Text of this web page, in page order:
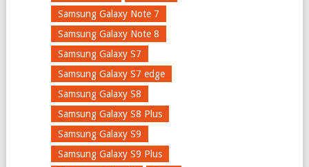
Samsung Galaxy Note 7
Samsung Galaxy Note 8
Samsung Galaxy S7
Samsung Galaxy S7 edge
Samsung Galaxy S8
Samsung Galaxy S8 Plus
Samsung Galaxy S9
Samsung Galaxy S9 Plus